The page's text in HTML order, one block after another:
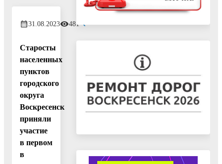
31.08.2023 481
Старосты
населенных
пунктов
городского
округа
Воскресенск
приняли
участие
в первом
в